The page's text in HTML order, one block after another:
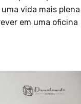
vida mais plena
em uma oficina